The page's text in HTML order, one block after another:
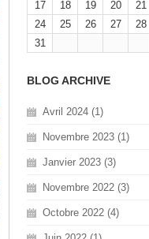
17
18 19 20 21
24
25 26 27 28
31
BLOG ARCHIVE
Avril 2024 (1)
Novembre 2023 (1)
Janvier 2023 (3)
Novembre 2022 (3)
Octobre 2022 (4)